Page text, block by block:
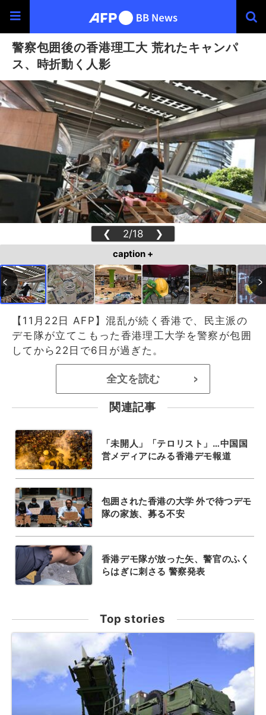
警察包囲後の香港理工大 荒れたキャンパ
ス、時折動く人影
❮ 2/18 ❯
caption +
【11月22日 AFP】混乱が続く香港で、民主派の
デモ隊が立てこもった香港理工大学を警察が包囲
してから22日で6日が過ぎた。
全文を読む >
関連記事
「未開人」「テロリスト」…中国国
営メディアにみる香港デモ報道
包囲された香港の大学 外で待つデモ
隊の家族、募る不安
香港デモ隊が放った矢、警官のふく
らはぎに刺さる 警察発表
Top stories